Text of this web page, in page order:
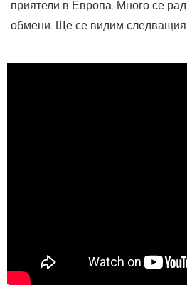
приятели в Европа. Много се
обмени. Ще се видим следващия